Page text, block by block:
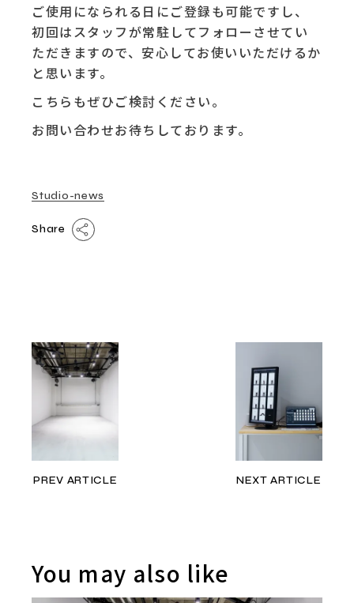
ご使用になられる日にご登録も可能ですし、
初回はスタッフが常駐してフォローさせてい
ただきますので、安心してお使いいただけるか
と思います。
こちらもぜひご検討ください。
お問い合わせお待ちしております。
Studio-news
Share
PREV ARTICLE NEXT ARTICLE
You may also like